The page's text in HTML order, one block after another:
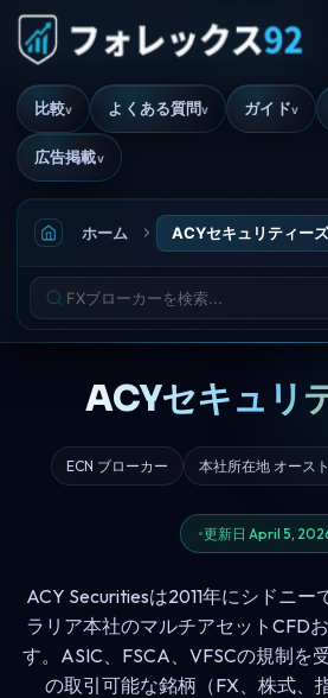
比較v よくある質問v ガイドv
広告掲載v
ホーム ACYセキュリティーズ
ACYセキュリ
ECN ブローカー 本社所在地 オース
更新日 April 5,
ACY Securitiesは2011年にシドニー
ラリア本社のマルチアセットCFD
す。ASIC、FSCA、VFSCの規制を
の取引可能な銘柄（FX、株式、